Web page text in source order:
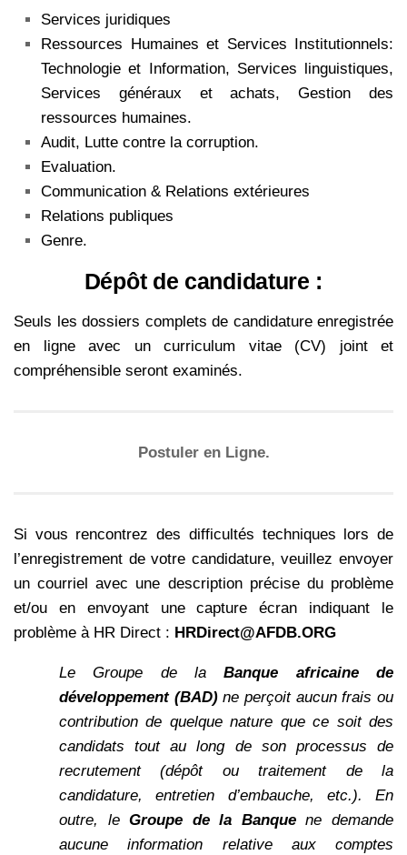
Services juridiques
Ressources Humaines et Services Institutionnels:
Technologie et Information, Services linguistiques,
Services généraux et achats, Gestion des
ressources humaines.
Audit, Lutte contre la corruption.
Evaluation.
Communication & Relations extérieures
Relations publiques
Genre.
Dépôt de candidature :
Seuls les dossiers complets de candidature enregistrée
en ligne avec un curriculum vitae (CV) joint et
compréhensible seront examinés.
Postuler en Ligne.
Si vous rencontrez des difficultés techniques lors de
l’enregistrement de votre candidature, veuillez envoyer
un courriel avec une description précise du problème
et/ou en envoyant une capture écran indiquant le
problème à HR Direct : HRDirect@AFDB.ORG
Le Groupe de laBanque africaine de
développement (BAD)ne perçoit aucun frais ou
contribution de quelque nature que ce soit des
candidats tout au long de son processus de
recrutement (dépôt ou traitement de la
candidature, entretien d’embauche, etc.). En
outre, leGroupe de la Banquene demande
aucune information relative aux comptes